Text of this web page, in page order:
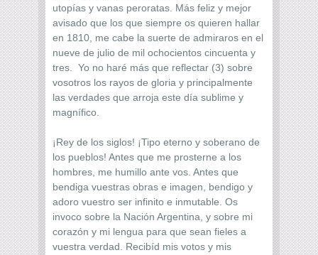
utopías y vanas peroratas. Más feliz y mejor
avisado que los que siempre os quieren hallar
en 1810, me cabe la suerte de admiraros en el
nueve de julio de mil ochocientos cincuenta y
tres. Yo no haré más que reflectar (3) sobre
vosotros los rayos de gloria y principalmente
las verdades que arroja este día sublime y
magnífico.
¡Rey de los siglos! ¡Tipo eterno y soberano de
los pueblos! Antes que me prosterne a los
hombres, me humillo ante vos. Antes que
bendiga vuestras obras e imagen, bendigo y
adoro vuestro ser infinito e inmutable. Os
invoco sobre la Nación Argentina, y sobre mi
corazón y mi lengua para que sean fieles a
vuestra verdad. Recibíd mis votos y mis